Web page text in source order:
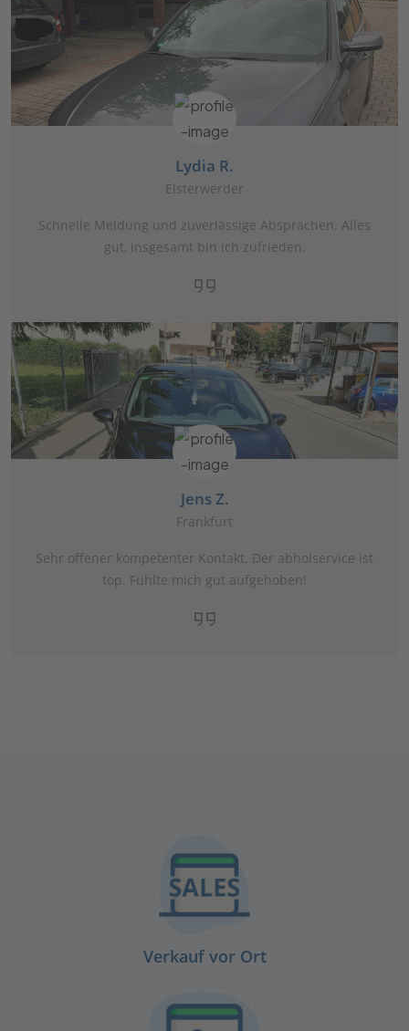
Lydia R.
Elsterwerder
Schnelle Meldung und zuverlässige Absprachen. Alles
gut, insgesamt bin ich zufrieden.
Jens Z.
Frankfurt
Sehr offener kompetenter Kontakt. Der abholservice ist
top. Fühlte mich gut aufgehoben!
Verkauf vor Ort